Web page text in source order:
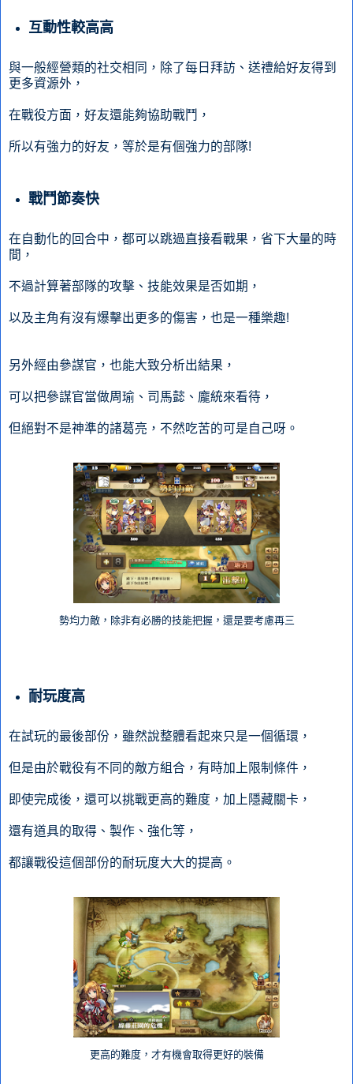
互動性較高高
與一般經營類的社交相同，除了每日拜訪、送禮給好友得到
更多資源外，
在戰役方面，好友還能夠協助戰鬥，
所以有強力的好友，等於是有個強力的部隊!
戰鬥節奏快
在自動化的回合中，都可以跳過直接看戰果，省下大量的時
間，
不過計算著部隊的攻擊、技能效果是否如期，
以及主角有沒有爆擊出更多的傷害，也是一種樂趣!
另外經由參謀官，也能大致分析出結果，
可以把參謀官當做周瑜、司馬懿、龐統來看待，
但絕對不是神準的諸葛亮，不然吃苦的可是自己呀。
勢均力敵，除非有必勝的技能把握，還是要考慮再三
耐玩度高
在試玩的最後部份，雖然說整體看起來只是一個循環，
但是由於戰役有不同的敵方組合，有時加上限制條件，
即使完成後，還可以挑戰更高的難度，加上隱藏關卡，
還有道具的取得、製作、強化等，
都讓戰役這個部份的耐玩度大大的提高。
更高的難度，才有機會取得更好的裝備